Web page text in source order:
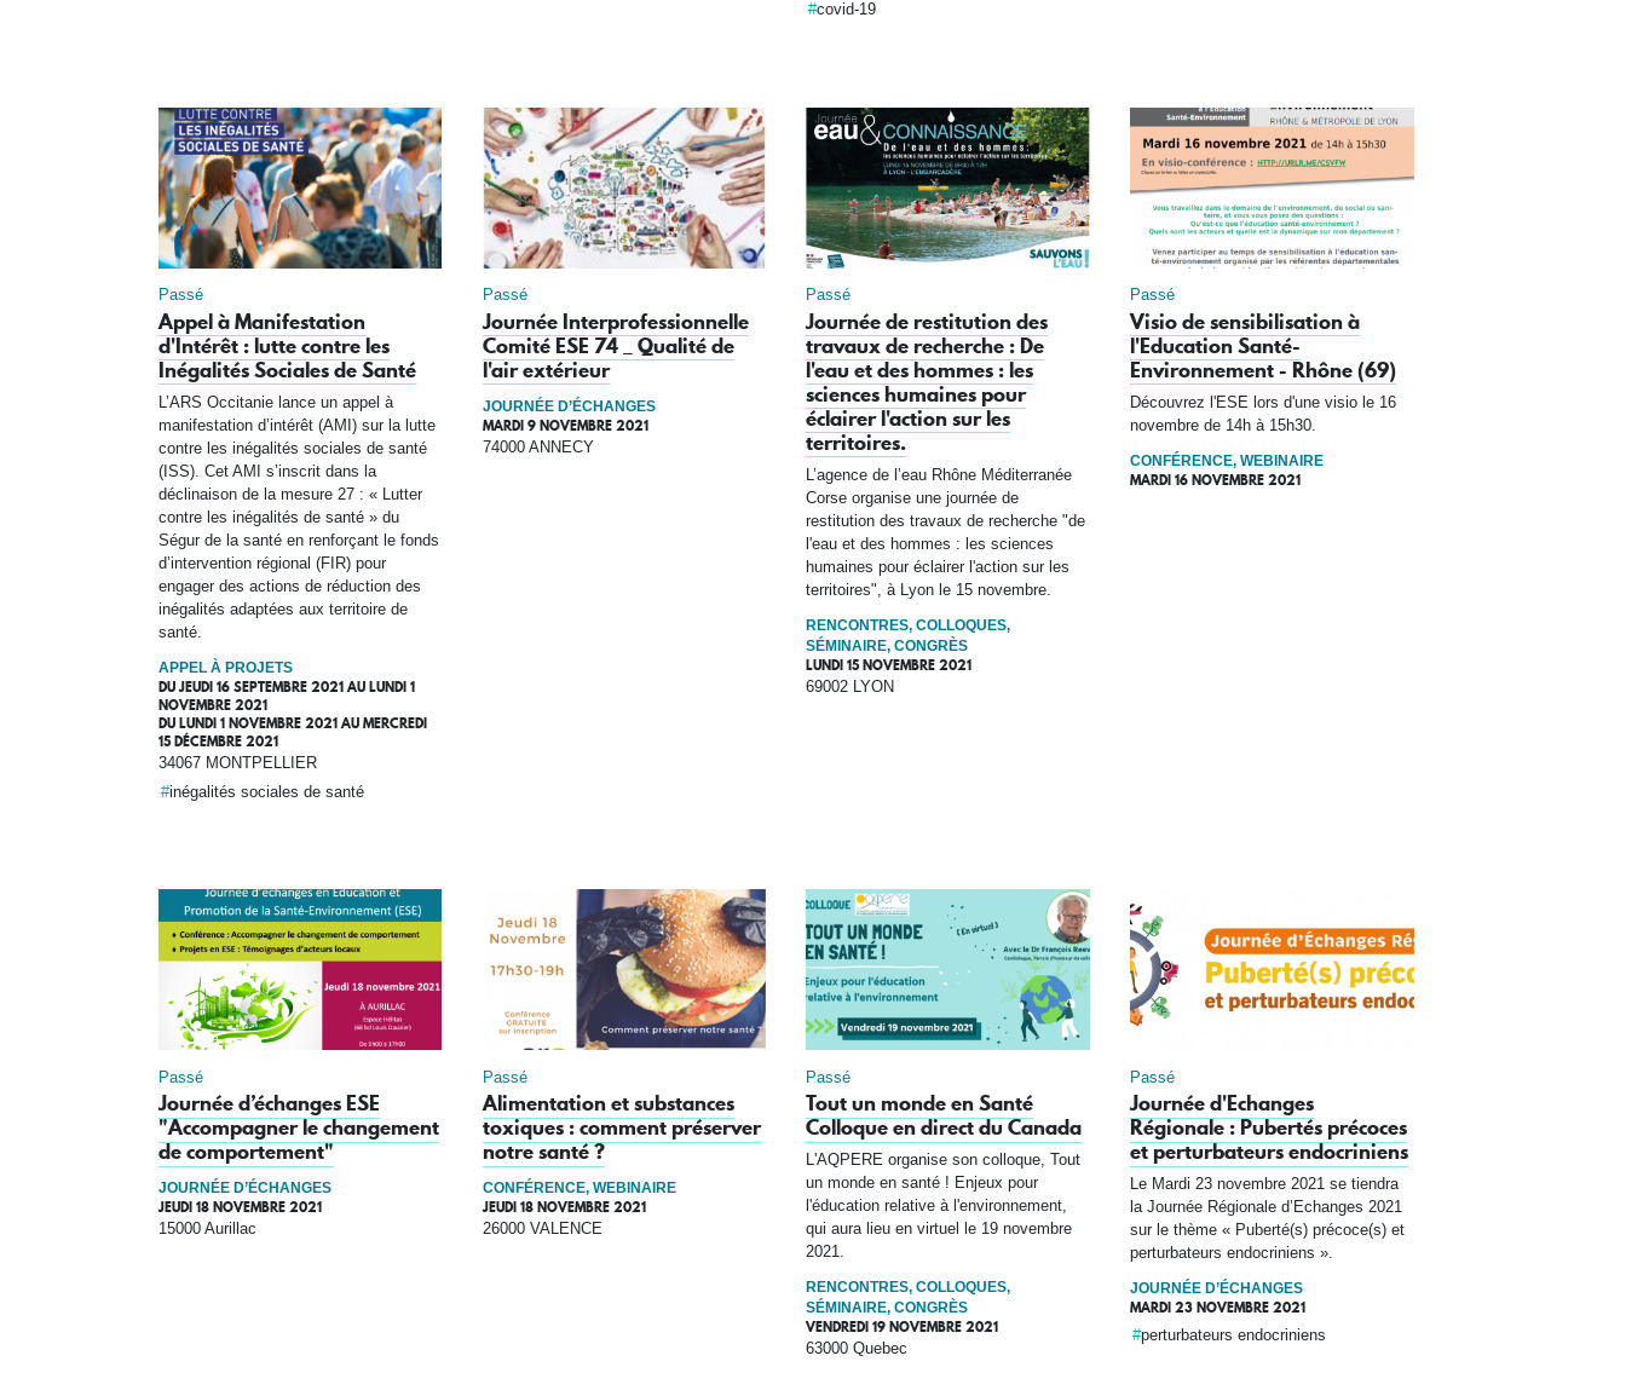
covid-19
Passé
Appel à Manifestation
d'Intérêt : lutte contre les
Inégalités Sociales de Santé
L’ARS Occitanie lance un appel à
manifestation d’intérêt (AMI) sur la lutte
contre les inégalités sociales de santé
(ISS). Cet AMI s’inscrit dans la
déclinaison de la mesure 27 : « Lutter
contre les inégalités de santé » du
Ségur de la santé en renforçant le fonds
d’intervention régional (FIR) pour
engager des actions de réduction des
inégalités adaptées aux territoire de
santé.
APPEL À PROJETS
DUJEUDI 16 SEPTEMBRE 2021AULUNDI 1
NOVEMBRE 2021
DULUNDI 1 NOVEMBRE 2021AUMERCREDI
15 DÉCEMBRE 2021
34067 MONTPELLIER
inégalités sociales de santé
Passé
Journée Interprofessionnelle
Comité ESE 74 _ Qualité de
l'air extérieur
JOURNÉE D’ÉCHANGES
MARDI 9 NOVEMBRE 2021
74000 ANNECY
Passé
Journée de restitution des
travaux de recherche : De
l'eau et des hommes : les
sciences humaines pour
éclairer l'action sur les
territoires.
L’agence de l’eau Rhône Méditerranée
Corse organise une journée de
restitution des travaux de recherche "de
l'eau et des hommes : les sciences
humaines pour éclairer l'action sur les
territoires", à Lyon le 15 novembre.
RENCONTRES, COLLOQUES,
SÉMINAIRE, CONGRÈS
LUNDI 15 NOVEMBRE 2021
69002 LYON
Passé
Visio de sensibilisation à
l'Education Santé-
Environnement - Rhône (69)
Découvrez l'ESE lors d'une visio le 16
novembre de 14h à 15h30.
CONFÉRENCE, WEBINAIRE
MARDI 16 NOVEMBRE 2021
Passé
Journée d’échanges ESE
"Accompagner le changement
de comportement"
JOURNÉE D’ÉCHANGES
JEUDI 18 NOVEMBRE 2021
15000 Aurillac
Passé
Alimentation et substances
toxiques : comment préserver
notre santé ?
CONFÉRENCE, WEBINAIRE
JEUDI 18 NOVEMBRE 2021
26000 VALENCE
Passé
Tout un monde en Santé
Colloque en direct du Canada
L'AQPERE organise son colloque, Tout
un monde en santé ! Enjeux pour
l'éducation relative à l'environnement,
qui aura lieu en virtuel le 19 novembre
2021.
RENCONTRES, COLLOQUES,
SÉMINAIRE, CONGRÈS
VENDREDI 19 NOVEMBRE 2021
63000 Quebec
Passé
Journée d'Echanges
Régionale : Pubertés précoces
et perturbateurs endocriniens
Le Mardi 23 novembre 2021 se tiendra
la Journée Régionale d’Echanges 2021
sur le thème « Puberté(s) précoce(s) et
perturbateurs endocriniens ».
JOURNÉE D’ÉCHANGES
MARDI 23 NOVEMBRE 2021
perturbateurs endocriniens